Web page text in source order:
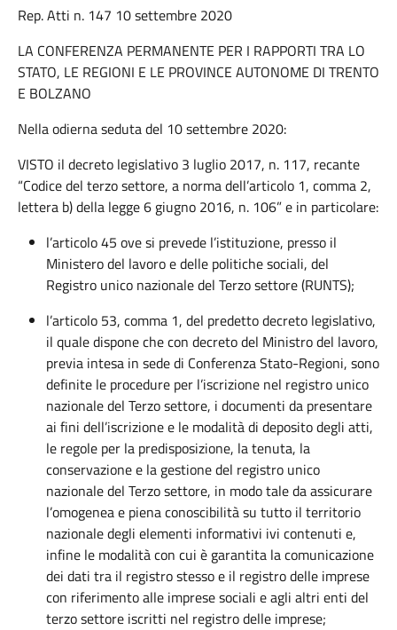
Rep. Atti n. 147 10 settembre 2020
LA CONFERENZA PERMANENTE PER I RAPPORTI TRA LO
STATO, LE REGIONI E LE PROVINCE AUTONOME DI TRENTO
E BOLZANO
Nella odierna seduta del 10 settembre 2020:
VISTO il decreto legislativo 3 luglio 2017, n. 117, recante
“Codice del terzo settore, a norma dell’articolo 1, comma 2,
lettera b) della legge 6 giugno 2016, n. 106” e in particolare:
l’articolo 45 ove si prevede l’istituzione, presso il
Ministero del lavoro e delle politiche sociali, del
Registro unico nazionale del Terzo settore (RUNTS);
l’articolo 53, comma 1, del predetto decreto legislativo,
il quale dispone che con decreto del Ministro del lavoro,
previa intesa in sede di Conferenza Stato-Regioni, sono
definite le procedure per l’iscrizione nel registro unico
nazionale del Terzo settore, i documenti da presentare
ai fini dell’iscrizione e le modalità di deposito degli atti,
le regole per la predisposizione, la tenuta, la
conservazione e la gestione del registro unico
nazionale del Terzo settore, in modo tale da assicurare
l’omogenea e piena conoscibilità su tutto il territorio
nazionale degli elementi informativi ivi contenuti e,
infine le modalità con cui è garantita la comunicazione
dei dati tra il registro stesso e il registro delle imprese
con riferimento alle imprese sociali e agli altri enti del
terzo settore iscritti nel registro delle imprese;